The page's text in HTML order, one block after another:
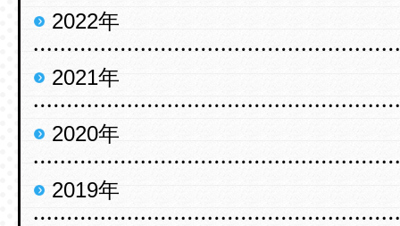
2022年
2021年
2020年
2019年